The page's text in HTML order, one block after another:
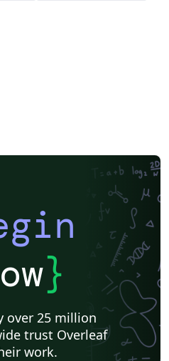
}
over 25 million
trust Overleaf
work.